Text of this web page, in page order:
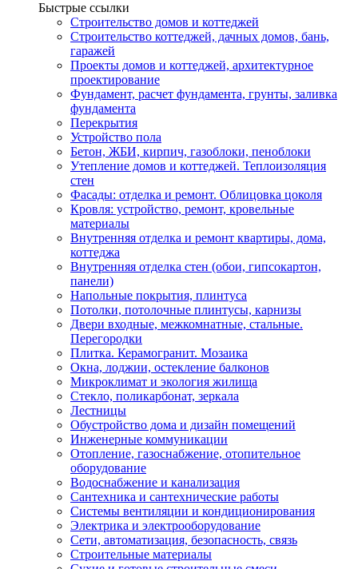
Быстрые ссылки
Строительство домов и коттеджей
Строительство коттеджей, дачных домов, бань,
гаражей
Проекты домов и коттеджей, архитектурное
проектирование
Фундамент, расчет фундамента, грунты, заливка
фундамента
Перекрытия
Устройство пола
Бетон, ЖБИ, кирпич, газоблоки, пеноблоки
Утепление домов и коттеджей. Теплоизоляция
стен
Фасады: отделка и ремонт. Облицовка цоколя
Кровля: устройство, ремонт, кровельные
материалы
Внутренняя отделка и ремонт квартиры, дома,
коттеджа
Внутренняя отделка стен (обои, гипсокартон,
панели)
Напольные покрытия, плинтуса
Потолки, потолочные плинтусы, карнизы
Двери входные, межкомнатные, стальные.
Перегородки
Плитка. Керамогранит. Мозаика
Окна, лоджии, остекление балконов
Микроклимат и экология жилища
Стекло, поликарбонат, зеркала
Лестницы
Обустройство дома и дизайн помещений
Инженерные коммуникации
Отопление, газоснабжение, отопительное
оборудование
Водоснабжение и канализация
Сантехника и сантехнические работы
Системы вентиляции и кондиционирования
Электрика и электрооборудование
Сети, автоматизация, безопасность, связь
Строительные материалы